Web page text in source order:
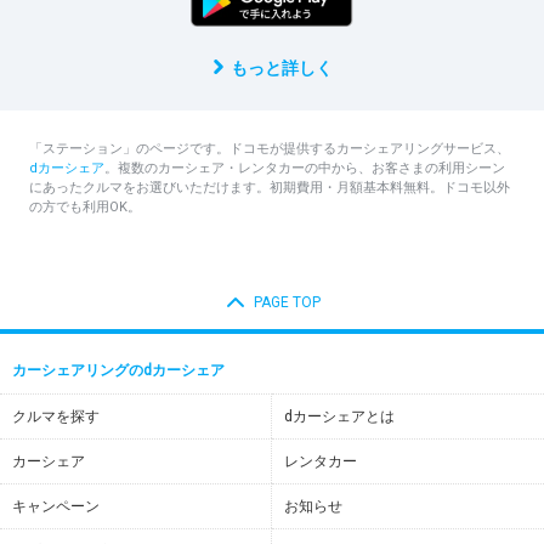
もっと詳しく
「ステーション」のページです。ドコモが提供するカーシェアリングサービス、
dカーシェア。複数のカーシェア・レンタカーの中から、お客さまの利用シーン
にあったクルマをお選びいただけます。初期費用・月額基本料無料。ドコモ以外
の方でも利用OK。
PAGE TOP
カーシェアリングのdカーシェア
クルマを探す dカーシェアとは
カーシェア レンタカー
キャンペーン お知らせ